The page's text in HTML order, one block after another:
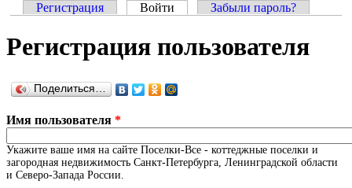
Регистрация Войти (активная вкладка)
Забыли пароль?
Регистрация пользователя
Поделиться…
Имя пользователя *
Укажите ваше имя на сайте Поселки-Все - коттеджные поселки и
загородная недвижимость Санкт-Петербурга, Ленинградской области
и Северо-Запада России.